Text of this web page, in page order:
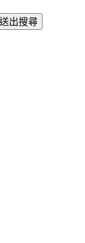
送出搜尋